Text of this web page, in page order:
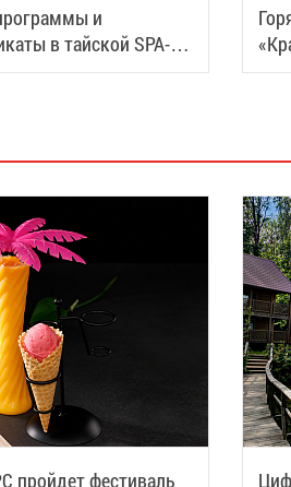
и
в тайской SPA-
пройдет фестиваль